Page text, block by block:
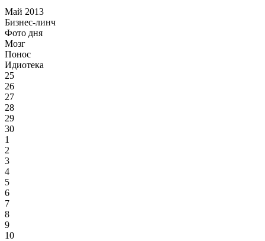
Май 2013
Бизнес-линч
Фото дня
Мозг
Понос
Идиотека
25
26
27
28
29
30
1
2
3
4
5
6
7
8
9
10